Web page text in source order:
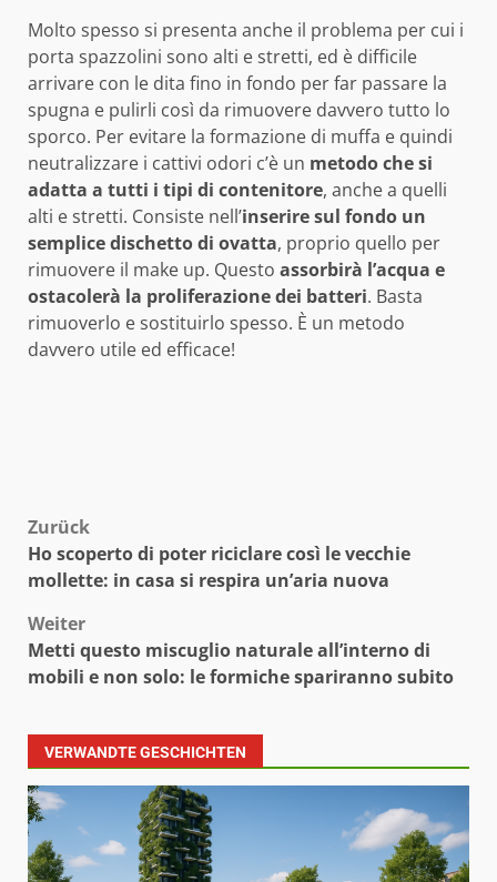
Molto spesso si presenta anche il problema per cui i
porta spazzolini sono alti e stretti, ed è difficile
arrivare con le dita fino in fondo per far passare la
spugna e pulirli così da rimuovere davvero tutto lo
sporco. Per evitare la formazione di muffa e quindi
neutralizzare i cattivi odori c’è un metodo che si
adatta a tutti i tipi di contenitore, anche a quelli
alti e stretti. Consiste nell’inserire sul fondo un
semplice dischetto di ovatta, proprio quello per
rimuovere il make up. Questo assorbirà l’acqua e
ostacolerà la proliferazione dei batteri. Basta
rimuoverlo e sostituirlo spesso. È un metodo
davvero utile ed efficace!
Beitragsnavigation
Zurück
Ho scoperto di poter riciclare così le vecchie
mollette: in casa si respira un’aria nuova
Weiter
Metti questo miscuglio naturale all’interno di
mobili e non solo: le formiche spariranno subito
VERWANDTE GESCHICHTEN